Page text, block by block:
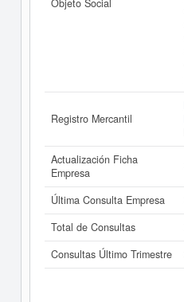
Objeto Social
Registro Mercantil
Actualización Ficha
Empresa
Última Consulta Empresa
Total de Consultas
Consultas Último Trimestre